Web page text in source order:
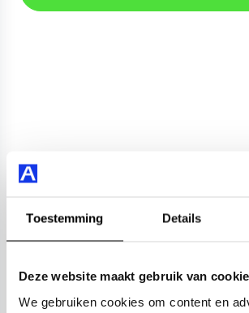
Toestemming Details
Deze website maakt gebruik van
We gebruiken cookies om content en